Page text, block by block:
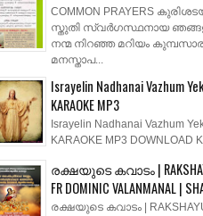
COMMON PRAYERS
സ്തുതി സ്വര്‍ഗസ്ഥനായ
നന്മ നിറഞ്ഞ മറിയം
മനസ്താപ...
Israyelin Nadhanai Vazhum
KARAOKE MP3
Israyelin Nadhanai Vazhum
KARAOKE MP3 DOWNLOAD
രക്ഷയുടെ കവാടം |
FR DOMINIC VALANMANAL |
രക്ഷയുടെ കവാടം |